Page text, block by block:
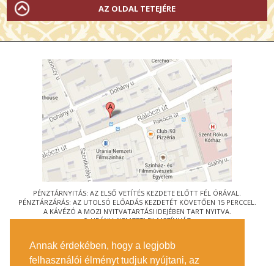
Annak érdekében, hogy a legjobb
felhasználói élményt tudjuk nyújtani, az
AZ OLDAL TETEJÉRE
PÉNZTÁRNYITÁS: AZ ELSŐ VETÍTÉS KEZDETE ELŐTT FÉL ÓRÁVAL.
PÉNZTÁRZÁRÁS: AZ UTOLSÓ ELŐADÁS KEZDETÉT KÖVETŐEN 15 PERCCEL.
A KÁVÉZÓ A MOZI NYITVATARTÁSI IDEJÉBEN TART NYITVA.
© URÁNIA NEMZETI FILMSZÍNHÁZ
1088 BUDAPEST, RÁKÓCZI ÚT 21.